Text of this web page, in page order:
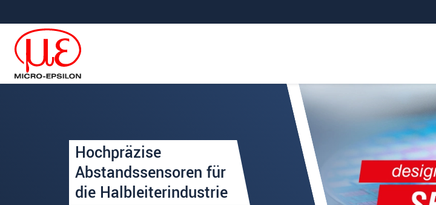
Hochpräzise
Abstandssensoren für
die Halbleiterindustrie
Ihre Anfrage zu: OEM-Sensoren für die Halbleiterindustrie
Anrede
Vorname*